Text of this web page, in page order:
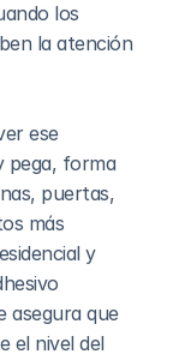
los
la atención
ese
pega, forma
puertas,
más
y
asegura que
el nivel del